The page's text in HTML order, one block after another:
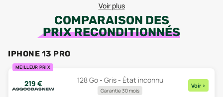
Voir plus
COMPARAISON DES
PRIX RECONDITIONNÉS
IPHONE 13 PRO
MEILLEUR PRIX
219 € 128 Go - Gris - État inconnu
Garantie 30 mois
Voir >